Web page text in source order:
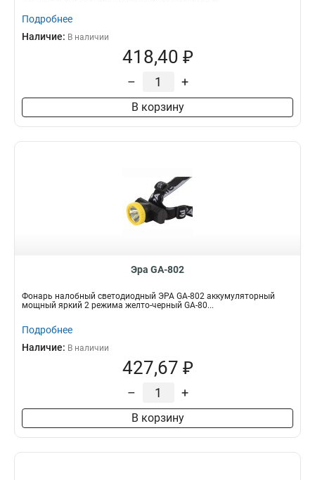
Подробнее
Наличие: В наличии
418,40 ₽
– +
В корзину
Эра GA-802
Фонарь налобный светодиодный ЭРА GA-802 аккумуляторный
мощный яркий 2 режима желто-черный GA-80...
Подробнее
Наличие: В наличии
427,67 ₽
– +
В корзину